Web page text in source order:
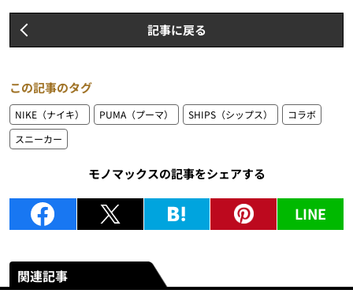
記事に戻る
この記事のタグ
NIKE（ナイキ） PUMA（プーマ） SHIPS（シップス）
コラボ
スニーカー
モノマックスの記事をシェアする
LINE
関連記事